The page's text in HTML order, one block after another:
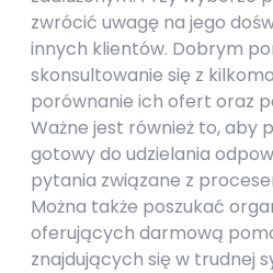
zwrócić uwagę na jego
innych klientów. Dobrym
skonsultowanie się z
porównanie ich ofert oraz
Ważne jest również to, aby
gotowy do udzielania
pytania związane z
Można także poszukać
oferujących darmową
znajdujących się w trudnej